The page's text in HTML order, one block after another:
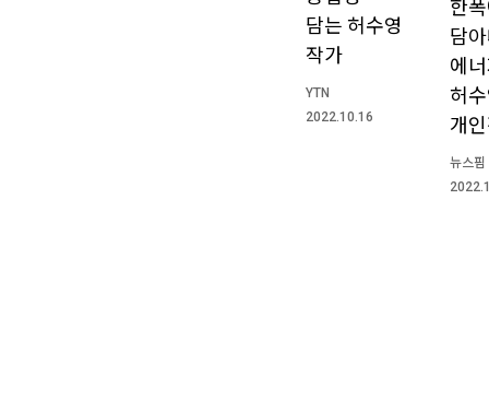
담는 허수영
작가
YTN
2022.10.16
한
담
에
허
개
뉴스핌